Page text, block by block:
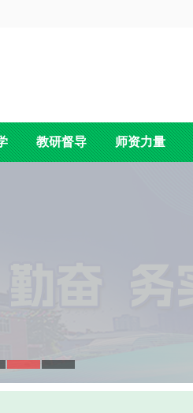
教研督导 师资力量